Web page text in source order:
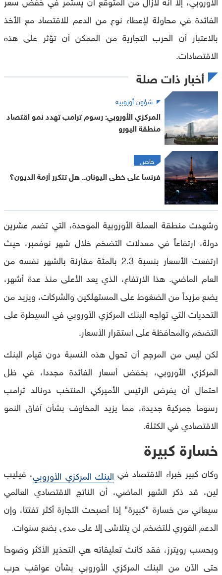
الفائدة في محاولة لإعطاء نوع من الدعم للاقتصاد مع الأخذ
بالاعتبار أن الحرب التجارية من الممكن أن تؤثر على هذه
الاقتصادات.
أخبار ذات صلة
شؤون أوروبية
المركزي الأوروبي: رسوم ترامب تهدد نمو اقتصاد
منطقة اليورو
خاص
فرنسا على خطى اليونان.. هل تتكرر أزمة الديون؟
وشهدت منطقة العملة الأوروبية الموحدة، التي تضم عشرين
دولة، ارتفاعاً في معدلات التضخم خلال شهر نوفمبر، حيث
ارتفعت الأسعار بنسبة 2.3 بالمئة مقارنة بالشهر نفسه من
العام الماضي. هذا الارتفاع، الذي يعد الأعلى منذ عدة أشهر،
يضع مزيداً من الضغوط على المستهلكين والشركات، ويزيد من
التحديات التي تواجه البنك المركزي الأوروبي في السيطرة على
التضخم والمحافظة على استقرار الأسعار.
لكن ليس من المرجح أن تحول هذه النسبة دون قيام البنك
المركزي الأوروبي، بخفض أسعار الفائدة مجددا، في ظل
احتمال أن يفرض الرئيس الأميركي المنتخب دونالد ترامب
رسوما جمركية جديدة، مما يزيد المخاوف بشأن آفاق النمو
الاقتصادي في الكتلة.
خسارة كبيرة
وكان كبير خبراء الاقتصاد في البنك المركزي الأوروبي، فيليب
لين، قد ذكر الشهر الماضي، أن الناتج الاقتصادي العالمي
سيعاني من خسارة "كبيرة" إذا أصبحت التجارة أكثر تفتتا، وإن
الدعم الفوري للتضخم لن يتلاشى إلا على مدى بضع سنوات.
وبحسب رويترز، فقد كانت تعليقاته هي التحذير الأكثر وضوحا
حتى الآن من البنك المركزي الأوروبي بشأن عواقب حرب